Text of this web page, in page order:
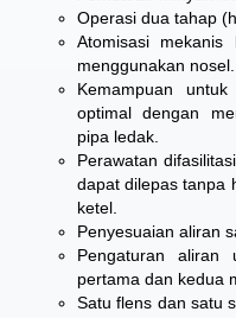
Operasi dua tahap
Atomisasi
menggunakan nosel.
Kemampuan
optimal dengan
pipa ledak.
Perawatan
dapat dilepas tanpa
ketel.
Penyesuaian aliran
Pengaturan
pertama dan kedua
Satu flens dan satu